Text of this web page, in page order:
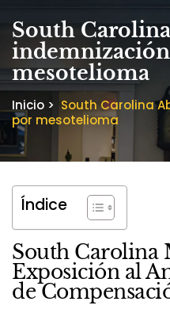
South
mesotelioma
Inicio > South Carolina
por mesotelioma
Índice
South Carolina
Exposición al
de